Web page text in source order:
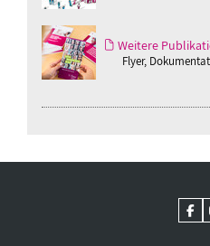
Weitere
Flyer,